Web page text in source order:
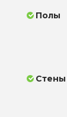
Полы
Стены